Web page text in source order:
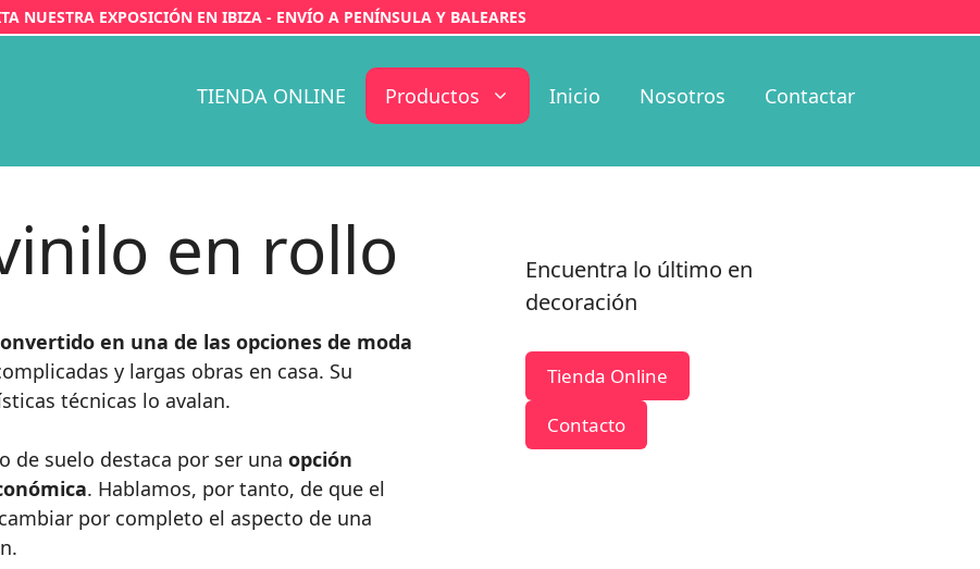
NUESTRA EXPOSICIÓN EN IBIZA - ENVÍO A PENÍNSULA Y BALEARES
TIENDA ONLINE Productos Inicio Nosotros Contactar
en rollo
en una de las opciones de moda
y largas obras en casa. Su
técnicas lo avalan.
de suelo destaca por ser una opción
. Hablamos, por tanto, de que el
por completo el aspecto de una
Encuentra lo último en
decoración
Tienda Online
Contacto